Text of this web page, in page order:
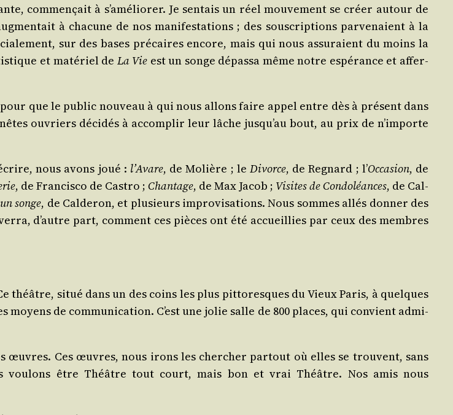
com­men­çait à s’améliorer. Je sen­tais un réel mou­ve­ment se créer autour de
à cha­cune de nos mani­fes­ta­tions ; des sous­crip­tions par­ve­naient à la
sur des bases pré­caires encore, mais qui nous assu­raient du moins la
et maté­riel de La Vie est un songe dépas­sa même notre espé­rance et affer­
que le public nou­veau à qui nous allons faire appel entre dès à pré­sent dans
ouvriers déci­dés à accom­plir leur lâche jusqu’au bout, au prix de n’importe
nous avons joué : l’Avare, de Molière ; le Divorce, de Regnard ; l’Occa­sion, de
, de Fran­cis­co de Cas­tro ; Chan­tage, de Max Jacob ; Visites de Condo­léances, de Cal­
songe, de Cal­de­ron, et plu­sieurs impro­vi­sa­tions. Nous sommes allés don­ner des
d’autre part, com­ment ces pièces ont été accueillies par ceux des membres
situé dans un des coins les plus pit­to­resques du Vieux Paris, à quelques
de com­mu­ni­ca­tion. C’est une jolie salle de 800 places, qui convient admi­
œuvres. Ces œuvres, nous irons les cher­cher par­tout où elles se trouvent, sans
vou­lons être Théâtre tout court, mais bon et vrai Théâtre. Nos amis nous